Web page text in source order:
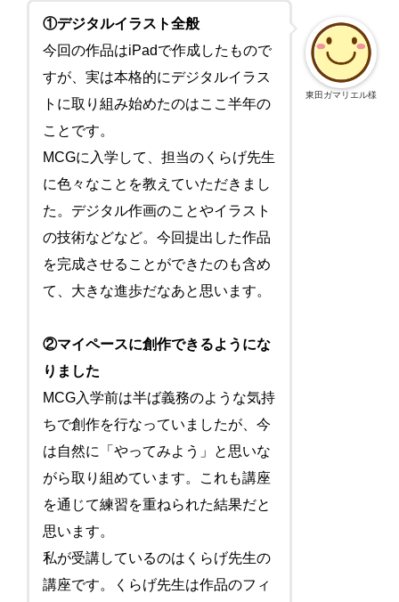
①デジタルイラスト全般
今回の作品はiPadで作成したもので
すが、実は本格的にデジタルイラス
トに取り組み始めたのはここ半年の
ことです。
MCGに入学して、担当のくらげ先生
に色々なことを教えていただきまし
た。デジタル作画のことやイラスト
の技術などなど。今回提出した作品
を完成させることができたのも含め
て、大きな進歩だなあと思います。
②マイペースに創作できるようにな
りました
MCG入学前は半ば義務のような気持
ちで創作を行なっていましたが、今
は自然に「やってみよう」と思いな
がら取り組めています。これも講座
を通じて練習を重ねられた結果だと
思います。
私が受講しているのはくらげ先生の
講座です。くらげ先生は作品のフィ
東田ガマリエル様